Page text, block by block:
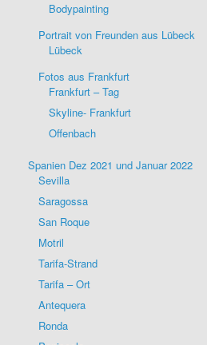
Bodypainting
Portrait von Freunden aus Lübeck
Lübeck
Fotos aus Frankfurt
Frankfurt – Tag
Skyline- Frankfurt
Offenbach
Spanien Dez 2021 und Januar 2022
Sevilla
Saragossa
San Roque
Motril
Tarifa-Strand
Tarifa – Ort
Antequera
Ronda